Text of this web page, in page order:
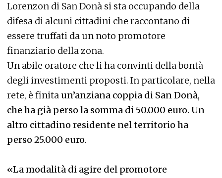
Lorenzon di San Donà si sta occupando della
difesa di alcuni cittadini che raccontano di
essere truffati da un noto promotore
finanziario della zona.
Un abile oratore che li ha convinti della bontà
degli investimenti proposti. In particolare, nella
rete, è finita un’anziana coppia di San Donà,
che ha già perso la somma di 50.000 euro. Un
altro cittadino residente nel territorio ha
perso 25.000 euro.
«La modalità di agire del promotore